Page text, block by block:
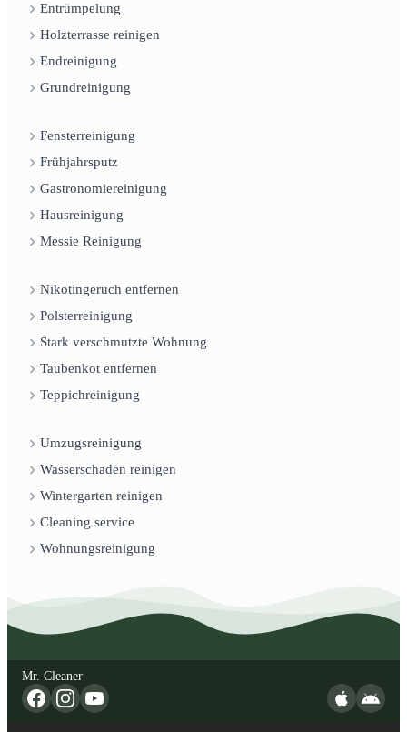
Entrümpelung
Holzterrasse reinigen
Endreinigung
Grundreinigung
Fensterreinigung
Frühjahrsputz
Gastronomiereinigung
Hausreinigung
Messie Reinigung
Nikotingeruch entfernen
Polsterreinigung
Stark verschmutzte Wohnung
Taubenkot entfernen
Teppichreinigung
Umzugsreinigung
Wasserschaden reinigen
Wintergarten reinigen
Cleaning service
Wohnungsreinigung
Mr. Cleaner